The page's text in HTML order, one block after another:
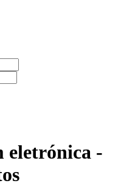
eletrónica -